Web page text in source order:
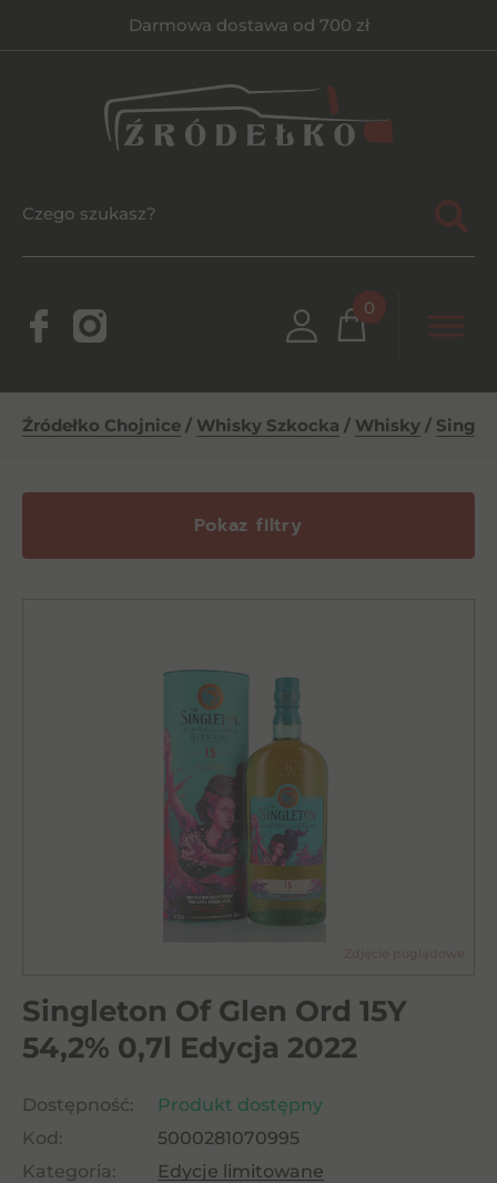
Darmowa dostawa od 700 zł
0
Źródełko Chojnice / Whisky Szkocka / Whisky / Single
Pokaz filtry
Singleton Of Glen Ord 15Y
54,2% 0,7l Edycja 2022
Dostępność:
Produkt dostępny
Kod:
5000281070995
Kategoria:
Edycje limitowane